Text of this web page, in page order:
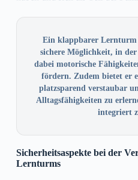
Ein klappbarer Lernturm
sichere Möglichkeit, in
dabei motorische
fördern. Zudem bietet er
platzsparend verstaubar
Alltagsfähigkeiten zu
integriert
Sicherheitsaspekte bei der
Lernturms